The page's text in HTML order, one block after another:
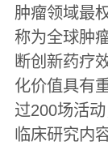
肿瘤领域最
称为全球肿
断创新药疗
化价值具有
过200场活
临床研究内